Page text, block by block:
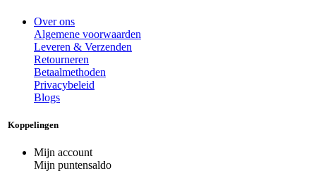
Over ons
Algemene voorwaarden
Leveren & Verzenden
Retourneren
Betaalmethoden
Privacybeleid
Blogs
Koppelingen
Mijn account
Mijn puntensaldo